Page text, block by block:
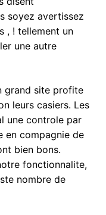
soyez avertissez
, ! tellement un
une autre
grand site profite
leurs casiers. Les
une controle par
en compagnie de
bien bons.
fonctionnalite,
nombre de